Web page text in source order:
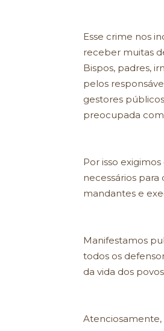
Esse crime nos
receber muitas
Bispos, padres,
pelos
gestores
preocupada
Por isso
necessários
mandantes e
Manifestamos
todos os
da vida dos
Atenciosamente,